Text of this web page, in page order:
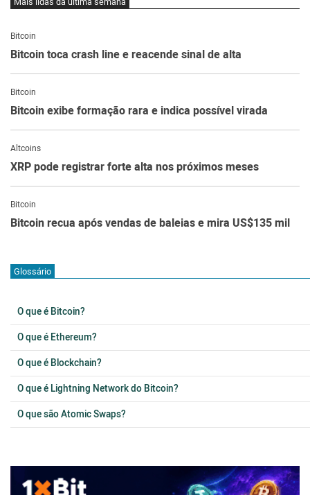
Bitcoin
Bitcoin toca crash line e reacende sinal de alta
Bitcoin
Bitcoin exibe formação rara e indica possível virada
Altcoins
XRP pode registrar forte alta nos próximos meses
Bitcoin
Bitcoin recua após vendas de baleias e mira US$135 mil
Glossário
O que é Bitcoin?
O que é Ethereum?
O que é Blockchain?
O que é Lightning Network do Bitcoin?
O que são Atomic Swaps?